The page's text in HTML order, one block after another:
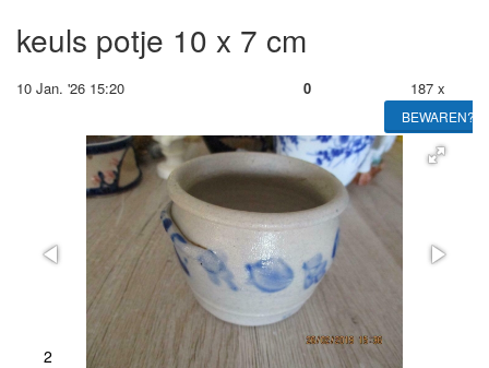
keuls potje 10 x 7 cm
10 Jan. '26 15:20 0 187 x
BEWAREN?
2